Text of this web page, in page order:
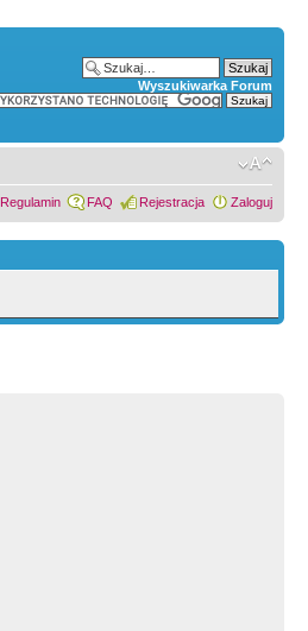
Wyszukiwarka Forum
Regulamin FAQ Rejestracja Zaloguj